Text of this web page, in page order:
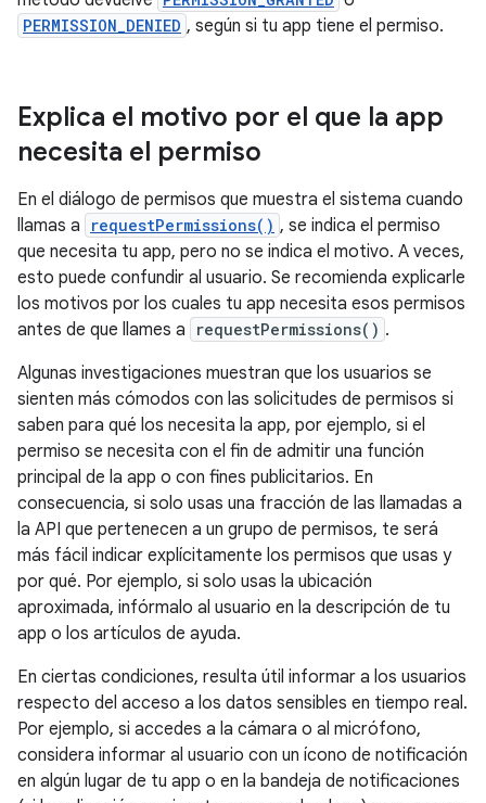
PERMISSION_DENIED , según si tu app tiene el permiso.
Explica el motivo por el que la app
necesita el permiso
En el diálogo de permisos que muestra el sistema cuando
llamas a
requestPermissions() , se indica el permiso
que necesita tu app, pero no se indica el motivo. A veces,
esto puede confundir al usuario. Se recomienda explicarle
los motivos por los cuales tu app necesita esos permisos
antes de que llames a
requestPermissions() .
Algunas investigaciones muestran que los usuarios se
sienten más cómodos con las solicitudes de permisos si
saben para qué los necesita la app, por ejemplo, si el
permiso se necesita con el fin de admitir una función
principal de la app o con fines publicitarios. En
consecuencia, si solo usas una fracción de las llamadas a
la API que pertenecen a un grupo de permisos, te será
más fácil indicar explícitamente los permisos que usas y
por qué. Por ejemplo, si solo usas la ubicación
aproximada, infórmalo al usuario en la descripción de tu
app o los artículos de ayuda.
En ciertas condiciones, resulta útil informar a los usuarios
respecto del acceso a los datos sensibles en tiempo real.
Por ejemplo, si accedes a la cámara o al micrófono,
considera informar al usuario con un ícono de notificación
en algún lugar de tu app o en la bandeja de notificaciones